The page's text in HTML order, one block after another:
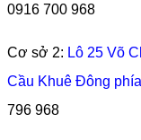
0916 700 968
Cơ sở 2: Lô 25 Võ
Cầu Khuê Đông
796 968